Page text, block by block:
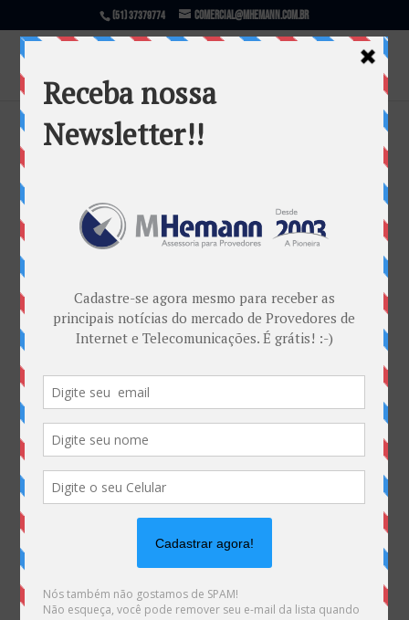
(51) 37379774 comercial@mhemann.com.br
Pesquisa de Satisfação para
está aberta até Novembro pela
Anatel
Marketing MHemann